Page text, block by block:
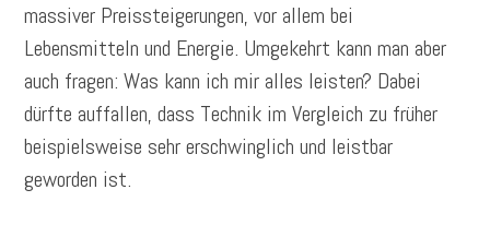
massiver Preissteigerungen, vor allem bei
Lebensmitteln und Energie. Umgekehrt kann man aber
auch fragen: Was kann ich mir alles leisten? Dabei
dürfte auffallen, dass Technik im Vergleich zu früher
beispielsweise sehr erschwinglich und leistbar
geworden ist.